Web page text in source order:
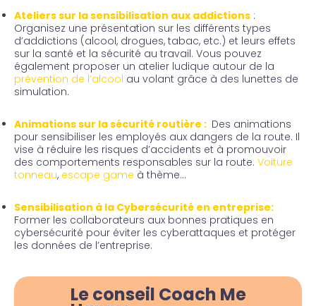
Ateliers sur la sensibilisation aux addictions :
Organisez une présentation sur les différents types
d’addictions (alcool, drogues, tabac, etc.) et leurs effets
sur la santé et la sécurité au travail. Vous pouvez
également proposer un atelier ludique autour de la
prévention de l’alcool au volant grâce à des lunettes de
simulation.
Animations sur la sécurité routière : Des animations
pour sensibiliser les employés aux dangers de la route. Il
vise à réduire les risques d’accidents et à promouvoir
des comportements responsables sur la route. Voiture
tonneau, escape game à thème…
Sensibilisation à la Cybersécurité en entreprise:
Former les collaborateurs aux bonnes pratiques en
cybersécurité pour éviter les cyberattaques et protéger
les données de l’entreprise.
Le conseil Coach Me